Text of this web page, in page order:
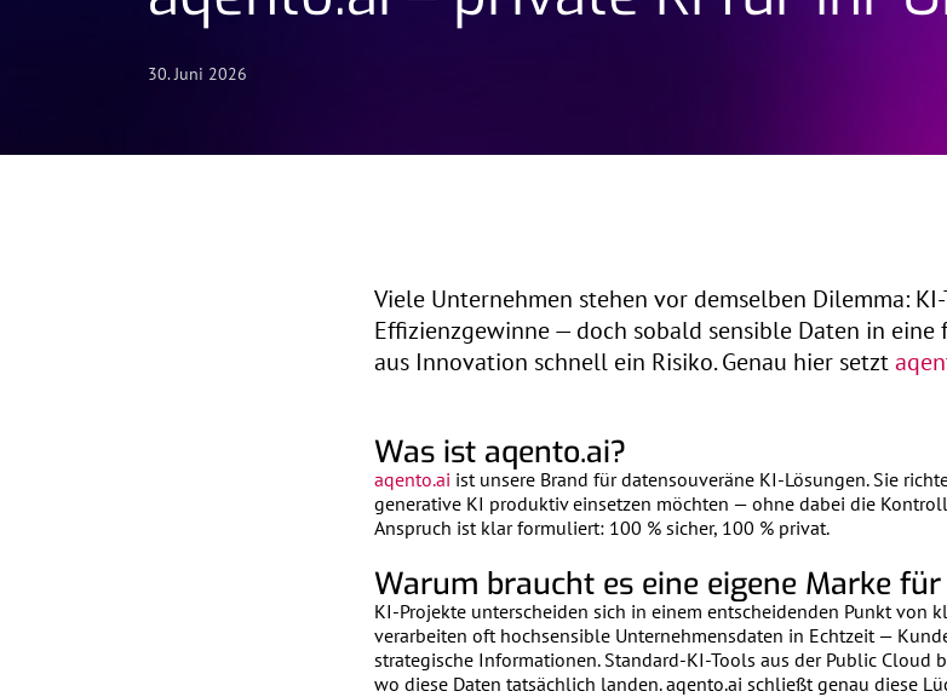
30. Juni 2026
Viele Unternehmen stehen vor demselben Dilemma:
Effizienzgewinne — doch sobald sensible Daten in
aus Innovation schnell ein Risiko. Genau hier setzt
Was ist aqento.ai?
aqento.ai ist unsere Brand für datensouveräne KI-Lösungen. Sie
generative KI produktiv einsetzen möchten — ohne dabei die
Anspruch ist klar formuliert: 100 % sicher, 100 % privat.
Warum braucht es eine eigene Marke für
KI-Projekte unterscheiden sich in einem entscheidenden Punkt von
verarbeiten oft hochsensible Unternehmensdaten in Echtzeit —
strategische Informationen. Standard-KI-Tools aus der Public Cloud
wo diese Daten tatsächlich landen. aqento.ai schließt genau diese